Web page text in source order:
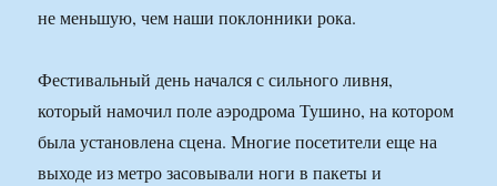
не меньшую, чем наши поклонники рока.
Фестивальный день начался с сильного ливня,
который намочил поле аэродрома Тушино, на котором
была установлена сцена. Многие посетители еще на
выходе из метро засовывали ноги в пакеты и